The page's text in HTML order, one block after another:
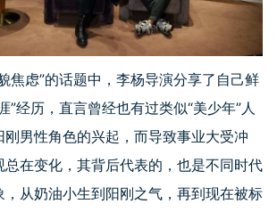
焦虑”的话题中，李杨导演分享了自己鲜
”经历，直言曾经也有过类似“美少年”人
男性角色的兴起，而导致事业大受冲
在变化，其背后代表的，也是不同时代
从奶油小生到阳刚之气，再到现在被标